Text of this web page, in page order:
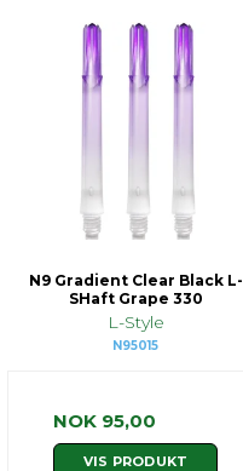
N9 Gradient Clear Black L-
SHaft Grape 330
L-Style
N95015
NOK 95,00
VIS PRODUKT